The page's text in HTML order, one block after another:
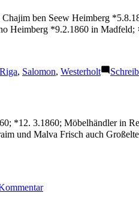
ben Seew Heimberg
Heimberg *9.2.1860 in
Riga, Salomon, Westerholt
*12. 3.1860; Möbelhändler in
und Malva Frisch auch
zu